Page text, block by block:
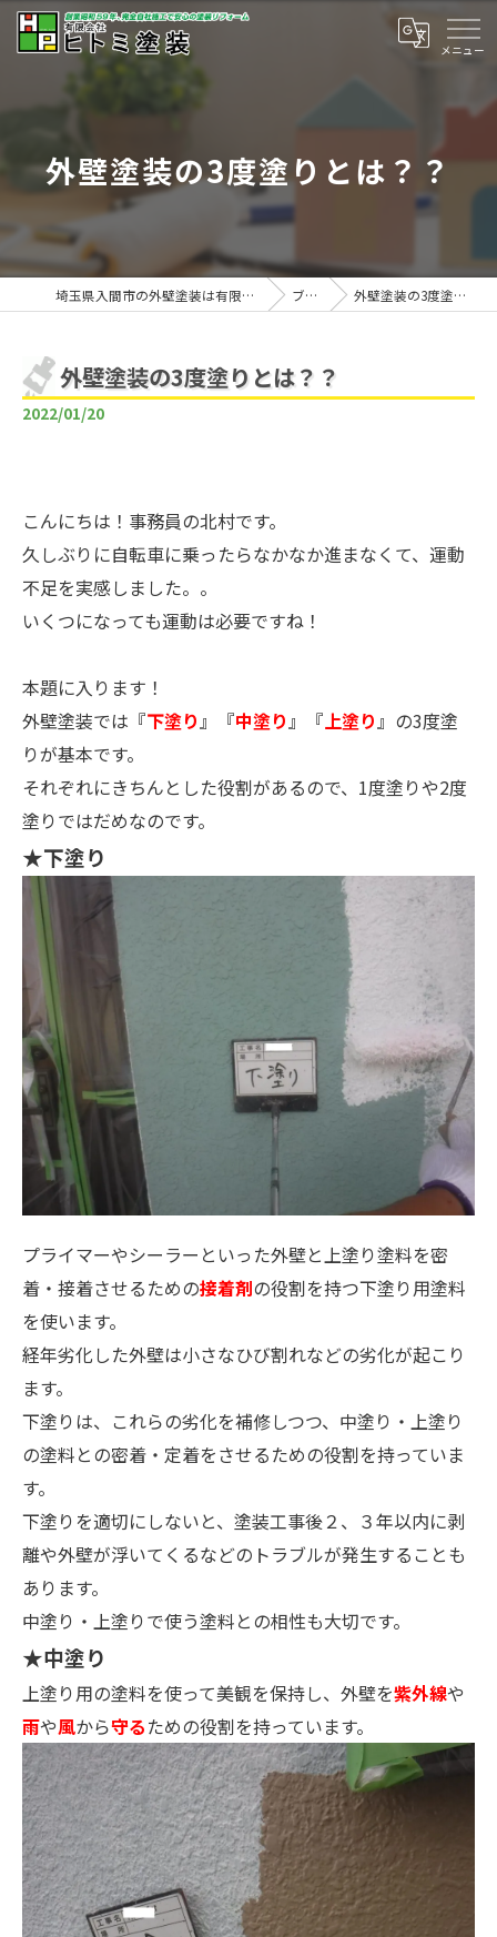
外壁塗装の3度塗りとは？？
埼玉県入間市の外壁塗装は有限会社ヒトミ塗装 ブログ 外壁塗装の3度塗りとは？？
外壁塗装の3度塗りとは？？
2022/01/20
こんにちは！事務員の北村です。
久しぶりに自転車に乗ったらなかなか進まなくて、運動
不足を実感しました。。
いくつになっても運動は必要ですね！
本題に入ります！
外壁塗装では『下塗り』『中塗り』『上塗り』の3度塗
りが基本です。
それぞれにきちんとした役割があるので、1度塗りや2度
塗りではだめなのです。
★下塗り
プライマーやシーラーといった外壁と上塗り塗料を密
着・接着させるための接着剤の役割を持つ下塗り用塗料
を使います。
経年劣化した外壁は小さなひび割れなどの劣化が起こり
ます。
下塗りは、これらの劣化を補修しつつ、中塗り・上塗り
の塗料との密着・定着をさせるための役割を持っていま
す。
下塗りを適切にしないと、塗装工事後２、３年以内に剥
離や外壁が浮いてくるなどのトラブルが発生することも
あります。
中塗り・上塗りで使う塗料との相性も大切です。
★中塗り
上塗り用の塗料を使って美観を保持し、外壁を紫外線や
雨や風から守るための役割を持っています。